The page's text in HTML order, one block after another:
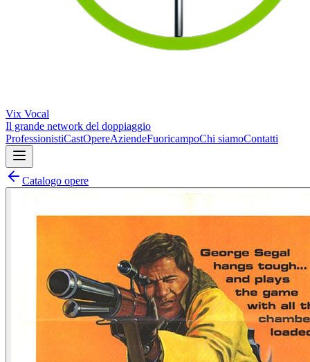
Vix Vocal
Il grande network del doppiaggio
ProfessionistiCastOpereAziendeFuoricampoChi siamoContatti
Catalogo opere